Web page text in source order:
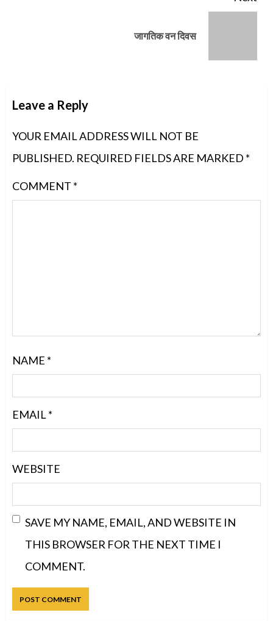
जागतिक वन दिवस
Leave a Reply
YOUR EMAIL ADDRESS WILL NOT BE
PUBLISHED. REQUIRED FIELDS ARE MARKED *
COMMENT *
NAME *
EMAIL*
WEBSITE
SAVE MY NAME, EMAIL, AND WEBSITE IN
THIS BROWSER FOR THE NEXT TIME I
COMMENT.